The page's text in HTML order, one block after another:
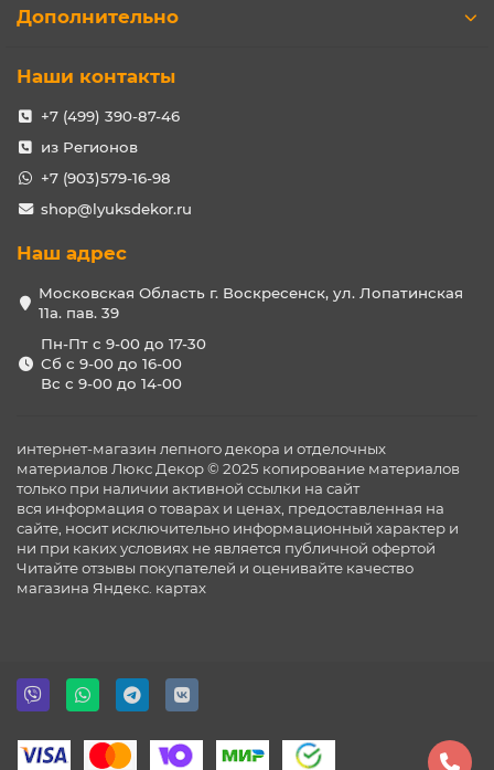
Дополнительно
Наши контакты
+7 (499) 390-87-46
из Регионов
+7 (903)579-16-98
shop@lyuksdekor.ru
Наш адрес
Московская Область г. Воскресенск, ул. Лопатинская
11а. пав. 39
Пн-Пт с 9-00 до 17-30
Сб с 9-00 до 16-00
Вс с 9-00 до 14-00
интернет-магазин лепного декора и отделочных
материалов Люкс Декор © 2025 копирование материалов
только при наличии активной ссылки на сайт
вся информация о товарах и ценах, предоставленная на
сайте, носит исключительно информационный характер и
ни при каких условиях не является публичной офертой
Читайте отзывы покупателей и оценивайте качество
магазина Яндекс. картах